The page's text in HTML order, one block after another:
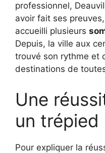
professionnel,
avoir fait ses
accueilli plusieurs
Depuis, la ville aux
trouvé son rythme et
destinations de
Une
un trépied
Pour expliquer la